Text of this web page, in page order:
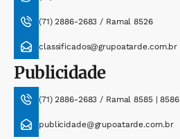
(71) 2886-2683 / Ramal 8526
classificados@grupoatarde.com.br
Publicidade
(71) 2886-2683 / Ramal 8585 | 8586
publicidade@grupoatarde.com.br